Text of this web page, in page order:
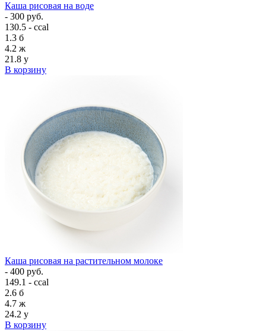
Каша рисовая на воде
- 300 руб.
130.5 - ccal
1.3 б
4.2 ж
21.8 у
В корзину
Каша рисовая на растительном молоке
- 400 руб.
149.1 - ccal
2.6 б
4.7 ж
24.2 у
В корзину